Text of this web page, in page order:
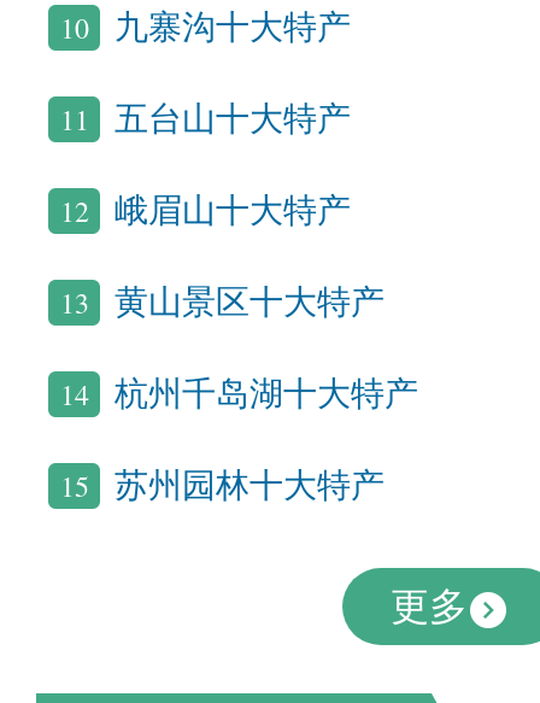
10 九寨沟十大特产
11 五台山十大特产
12 峨眉山十大特产
13 黄山景区十大特产
14 杭州千岛湖十大特产
15 苏州园林十大特产
更多